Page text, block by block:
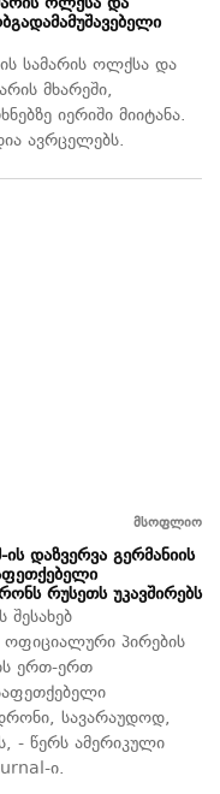
სამარის ოლქსა და
მხარეში,
იერიში მიიტანა.
ავრცელებს.
მსოფლიო
დაზვერვა გერმანიის
რუსეთს უკავშირებს
შესახებ
პირების
ერთ-ერთ
სავარაუდოდ,
- წერს ამერიკული
ი.